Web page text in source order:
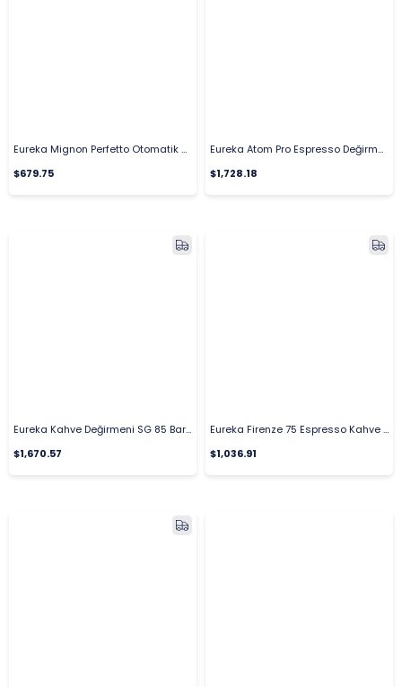
Eureka Mignon Perfetto Otomatik Kahve Değirmeni
$679.75
Eureka Atom Pro Espresso Değirmeni
$1,728.18
Eureka Kahve Değirmeni SG 85 Barista
$1,670.57
Eureka Firenze 75 Espresso Kahve Değirmeni
$1,036.91